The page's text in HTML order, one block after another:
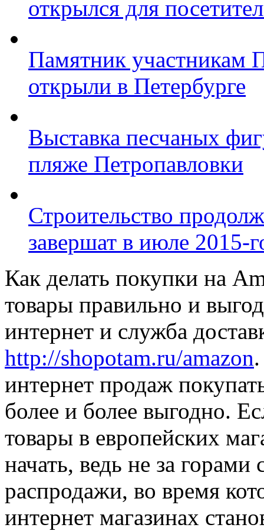
открылся для
Памятник участникам
открыли в Петербурге
Выставка песчаных
пляже Петропавловки
Строительство
завершат в июле 2015-
Как делать покупки на
товары правильно и
интернет и служба
http://shopotam.ru/amazon
интернет продаж
более и более выгодно.
товары в европейских
начать, ведь не за
распродажи, во время
интернет магазинах